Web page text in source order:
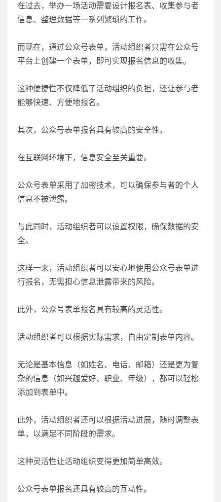
在过去，举办一场活动需要设计报名表、收集参与者
信息、整理数据等一系列繁琐的工作。
而现在，通过公众号表单，活动组织者只需在公众号
平台上创建一个表单，即可实现报名信息的收集。
这种便捷性不仅降低了活动组织的负担，还让参与者
能够快速、方便地报名。
其次，公众号表单报名具有较高的安全性。
在互联网环境下，信息安全至关重要。
公众号表单采用了加密技术，可以确保参与者的个人
信息不被泄露。
与此同时，活动组织者可以设置权限，确保数据的安
全。
这样一来，活动组织者可以安心地使用公众号表单进
行报名，无需担心信息泄露带来的风险。
此外，公众号表单报名具有较高的灵活性。
活动组织者可以根据实际需求，自由定制表单内容。
无论是基本信息（如姓名、电话、邮箱）还是更为复
杂的信息（如兴趣爱好、职业、年级），都可以轻松
添加到表单中。
此外，活动组织者还可以根据活动进展，随时调整表
单，以满足不同阶段的需求。
这种灵活性让活动组织变得更加简单高效。
公众号表单报名还具有较高的互动性。